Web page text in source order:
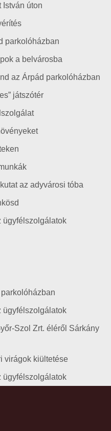
István úton
parkolóházban
a belvárosba
az Árpád parkolóházban
játszótér
az adyvárosi tóba
ügyfélszolgálatok
ügyfélszolgálatok
Szol Zrt. éléről Sárkány
virágok kiültetése
ügyfélszolgálatok